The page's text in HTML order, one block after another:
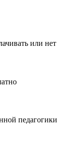
или нет
педагогики